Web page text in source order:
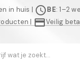
in huis | scheduleBE: 1–2
| credit_cardVeilig